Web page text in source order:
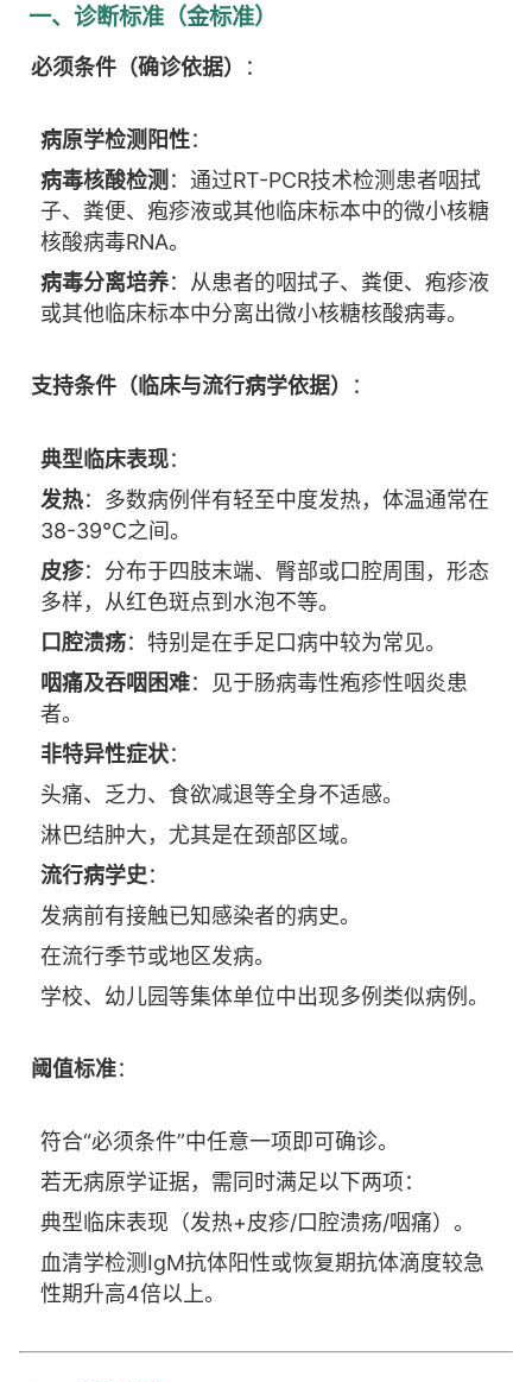
一、诊断标准（金标准）
必须条件（确诊依据） ：
病原学检测阳性：
病毒核酸检测 ：通过RT-PCR技术检测患者咽拭
子、粪便、疱疹液或其他临床标本中的微小核糖
核酸病毒RNA。
病毒分离培养：从患者的咽拭子、粪便、疱疹液
或其他临床标本中分离出微小核糖核酸病毒。
支持条件（临床与流行病学依据） ：
典型临床表现：
发热：多数病例伴有轻至中度发热，体温通常在
38-39°C之间。
皮疹：分布于四肢末端、臀部或口腔周围，形态
多样，从红色斑点到水泡不等。
口腔溃疡：特别是在手足口病中较为常见。
咽痛及吞咽困难：见于肠病毒性疱疹性咽炎患
者。
非特异性症状：
头痛、乏力、食欲减退等全身不适感。
淋巴结肿大，尤其是在颈部区域。
流行病学史：
发病前有接触已知感染者的病史。
在流行季节或地区发病。
学校、幼儿园等集体单位中出现多例类似病例。
阈值标准：
符合“必须条件”中任意一项即可确诊。
若无病原学证据，需同时满足以下两项：
典型临床表现（发热+皮疹/口腔溃疡/咽痛）。
血清学检测IgM抗体阳性或恢复期抗体滴度较急
性期升高4倍以上。